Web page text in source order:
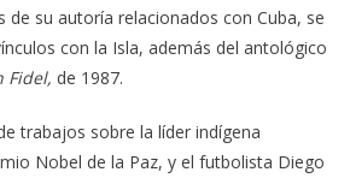
de su autoría relacionados con Cuba, se
con la Isla, además del antológico
Fidel, de 1987.
trabajos sobre la líder indígena
Nobel de la Paz, y el futbolista Diego